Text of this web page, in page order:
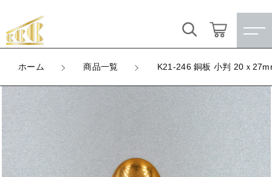
ホーム 商品一覧 K21-246 銅板 小判 20ｘ
カートに商品を追加しました
LOT
数量
（税込）
お気に入り
すべての商品
すべて
★訳ありアウトレット★
【メッキ付】 製品
こだわり検索
親カテゴリ